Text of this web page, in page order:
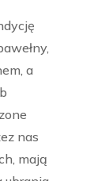
a
nas
mają